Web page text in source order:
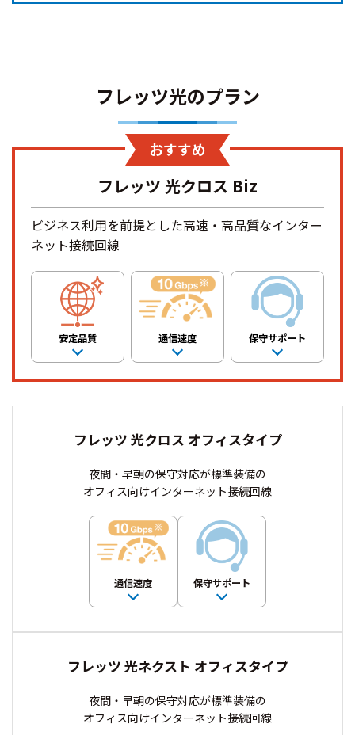
フレッツ光のプラン
おすすめ
フレッツ 光クロス Biz
ビジネス利用を前提とした高速・高品質なインター
ネット接続回線
安定品質 通信速度 保守サポート
フレッツ 光クロス オフィスタイプ
夜間・早朝の保守対応が標準装備の
オフィス向けインターネット接続回線
通信速度 保守サポート
フレッツ 光ネクスト オフィスタイプ
夜間・早朝の保守対応が標準装備の
オフィス向けインターネット接続回線